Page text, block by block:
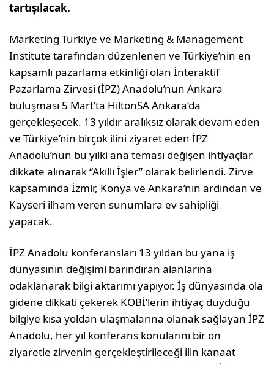
tartışılacak.
Marketing Türkiye ve Marke­ting & Management
Institute tarafından düzenlenen ve Türkiye’nin en
kapsam­lı pazarlama etkinliği olan İnteraktif
Pazarlama Zirvesi (İPZ) Anadolu’nun Ankara
buluşması 5 Mart’ta HiltonSA Ankara’da
gerçekleşecek. 13 yıldır aralıksız olarak devam eden
ve Türkiye’nin birçok ilini ziyaret eden İPZ
Anadolu’nun bu yılki ana teması değişen ihtiyaçlar
dikkate alınarak “Akıllı İşler” olarak belirlendi. Zirve
kapsamında İzmir, Konya ve Ankara’nın ardından ve
Kayseri ilham veren sunumlara ev sahipliği
yapacak.
İPZ Anadolu konferansları 13 yıldan bu yana iş
dünyasının değişimi barındıran alanlarına
odaklanarak bilgi aktarımı yapıyor. İş dünyasında ola
gidene dikkati çekerek KOBİ’lerin ihtiyaç duyduğu
bilgiye kısa yoldan ulaşmalarına olanak sağlayan İPZ
Anadolu, her yıl konferans konularını bir ön
ziyaretle zirvenin gerçekleştirileceği ilin kanaat